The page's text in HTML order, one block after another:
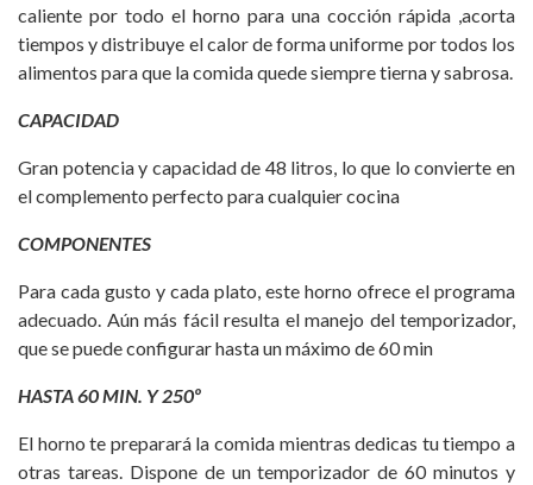
caliente por todo el horno para una cocción rápida ,acorta
tiempos y distribuye el calor de forma uniforme por todos los
alimentos para que la comida quede siempre tierna y sabrosa.
CAPACIDAD
Gran potencia y capacidad de 48 litros, lo que lo convierte en
el complemento perfecto para cualquier cocina
COMPONENTES
Para cada gusto y cada plato, este horno ofrece el programa
adecuado. Aún más fácil resulta el manejo del temporizador,
que se puede configurar hasta un máximo de 60 min
HASTA 60 MIN. Y 250º
El horno te preparará la comida mientras dedicas tu tiempo a
otras tareas. Dispone de un temporizador de 60 minutos y